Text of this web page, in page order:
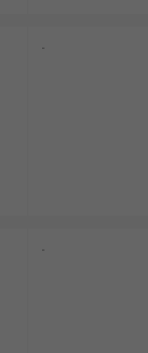
-
-